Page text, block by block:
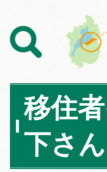
移住
下さん